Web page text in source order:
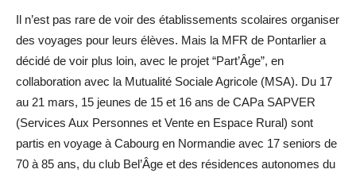
Il n’est pas rare de voir des établissements scolaires organiser
des voyages pour leurs élèves. Mais la MFR de Pontarlier a
décidé de voir plus loin, avec le projet “Part’Âge”, en
collaboration avec la Mutualité Sociale Agricole (MSA). Du 17
au 21 mars, 15 jeunes de 15 et 16 ans de CAPa SAPVER
(Services Aux Personnes et Vente en Espace Rural) sont
partis en voyage à Cabourg en Normandie avec 17 seniors de
70 à 85 ans, du club Bel’Âge et des résidences autonomes du